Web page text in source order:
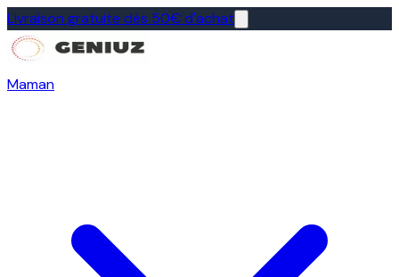
Livraison gratuite dès 50€ d'achat
Maman